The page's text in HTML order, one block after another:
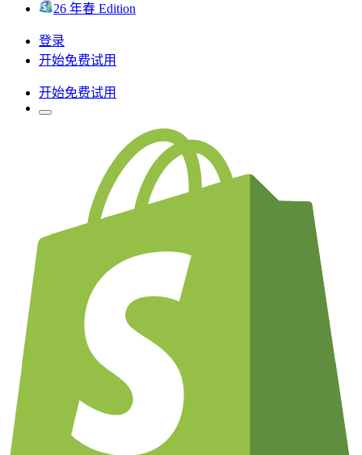
26 年春 Edition
登录
开始免费试用
开始免费试用